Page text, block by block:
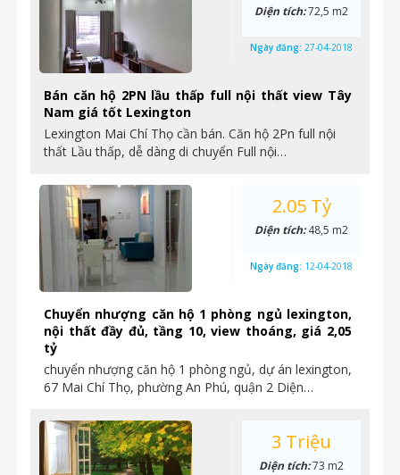
Bán căn hộ 2PN lầu thấp full nội thất view Tây
Nam giá tốt Lexington
Lexington Mai Chí Thọ cần bán. Căn hộ 2Pn full nội
thất Lầu thấp, dễ dàng di chuyển Full nội…
Diện tích:72,5 m2
Ngày đăng: 27-04-2018
Chuyển nhượng căn hộ 1 phòng ngủ lexington,
nội thất đầy đủ, tầng 10, view thoáng, giá 2,05
tỷ
chuyển nhượng căn hộ 1 phòng ngủ, dự án lexington,
67 Mai Chí Thọ, phường An Phú, quận 2 Diện…
2.05 Tỷ
Diện tích:48,5 m2
Ngày đăng: 12-04-2018
3 Triệu
Diện tích:73 m2